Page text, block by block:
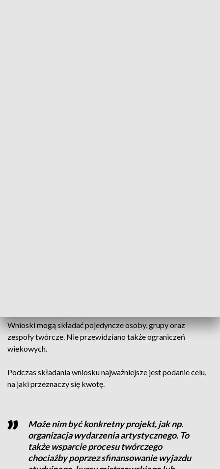
Wnioski mogą składać pojedyncze osoby, grupy oraz
zespoły twórcze. Nie przewidziano także ograniczeń
wiekowych.
Podczas składania wniosku najważniejsze jest podanie celu,
na jaki przeznaczy się kwotę.
Może nim być konkretny projekt, jak np.
organizacja wydarzenia artystycznego. To
także wsparcie procesu twórczego
chociażby poprzez sfinansowanie wyjazdu